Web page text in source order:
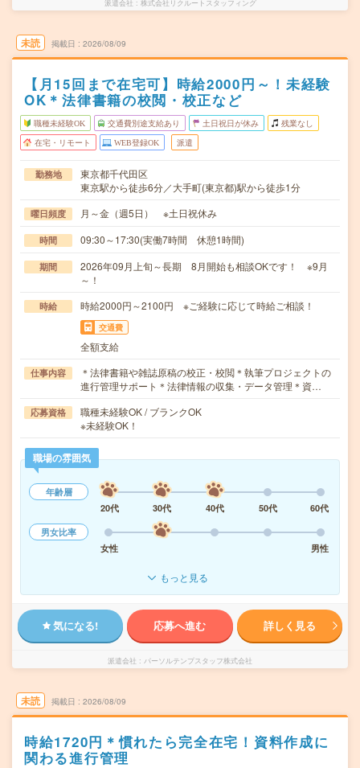
派遣会社 株式会社リクルートスタッフィング
未読 掲載日 2026/08/09
【月15回まで在宅可】時給2000円～！未経験
OK＊法律書籍の校閲・校正など
職種未経験OK 交通費別途支給あり 土日祝日が休み 残業なし
在宅・リモート WEB登録OK 派遣
勤務地
東京都千代田区
東京駅から徒歩6分／大手町(東京都)駅から徒歩1分
曜日頻度 月～金（週5日） ※土日祝休み
時間 09:30～17:30(実働7時間 休憩1時間)
期間
2026年09月上旬～長期 8月開始も相談OKです！ ※9月
～！
時給 時給2000円～2100円 ※ご経験に応じて時給ご相談！
交通費
全額支給
仕事内容
＊法律書籍や雑誌原稿の校正・校閲＊執筆プロジェクトの
進行管理サポート＊法律情報の収集・データ管理＊資…
応募資格
職種未経験OK / ブランクOK
※未経験OK！
職場の雰囲気
年齢層
20代
30代 40代 50代
60代
男女比率
女性
男性
もっと見る
気になる! 応募へ進む 詳しく見る
派遣会社 パーソルテンプスタッフ株式会社
未読 掲載日 2026/08/09
時給1720円＊慣れたら完全在宅！資料作成に
関わる進行管理